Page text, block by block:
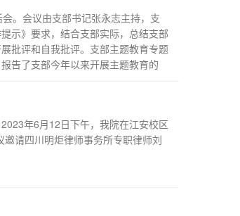
。会议由支部书记张永志主持，支
示》要求，结合支部实际，总结支部
批评和自我批评。支部主题教育专题
告了支部今年以来开展主题教育的
年6月12日下午，我院在江安校区
请四川明炬律师事务所专职律师刘